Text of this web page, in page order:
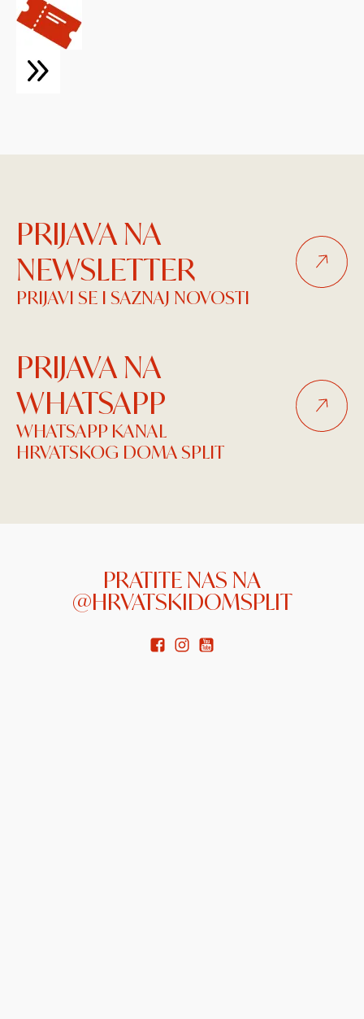
PRIJAVA NA
NEWSLETTER
PRIJAVI SE I SAZNAJ NOVOSTI
PRIJAVA NA
WHATSAPP
WHATSAPP KANAL
HRVATSKOG DOMA SPLIT
PRATITE NAS NA
@HRVATSKIDOMSPLIT